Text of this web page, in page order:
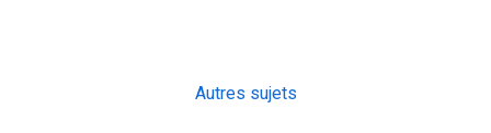
Autres sujets